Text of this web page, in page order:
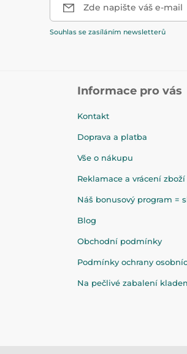
Zde napište váš e-mail
Souhlas se zasíláním newsletterů
Informace pro vás
Kontakt
Doprava a platba
Vše o nákupu
Reklamace a vrácení zboží
Náš bonusový program =
Blog
Obchodní podmínky
Podmínky ochrany
Na pečlivé zabalení